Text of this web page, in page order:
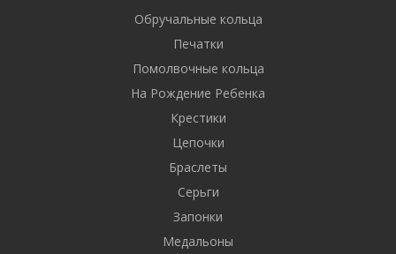
Обручальные кольца
Печатки
Помолвочные кольца
На Рождение Ребенка
Крестики
Цепочки
Браслеты
Серьги
Запонки
Медальоны